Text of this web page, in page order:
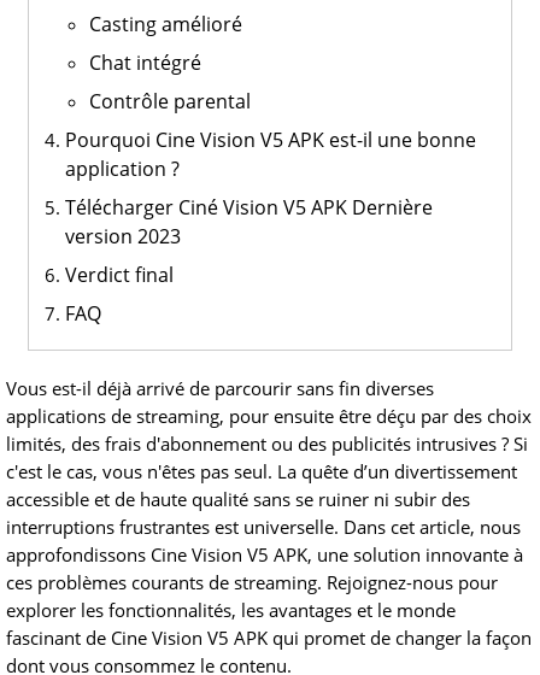
Casting amélioré
Chat intégré
Contrôle parental
Pourquoi Cine Vision V5 APK est-il une bonne
application ?
Télécharger Ciné Vision V5 APK Dernière
version 2023
Verdict final
FAQ
Vous est-il déjà arrivé de parcourir sans fin diverses
applications de streaming, pour ensuite être déçu par des choix
limités, des frais d'abonnement ou des publicités intrusives ? Si
c'est le cas, vous n'êtes pas seul. La quête d’un divertissement
accessible et de haute qualité sans se ruiner ni subir des
interruptions frustrantes est universelle. Dans cet article, nous
approfondissons Cine Vision V5 APK, une solution innovante à
ces problèmes courants de streaming. Rejoignez-nous pour
explorer les fonctionnalités, les avantages et le monde
fascinant de Cine Vision V5 APK qui promet de changer la façon
dont vous consommez le contenu.